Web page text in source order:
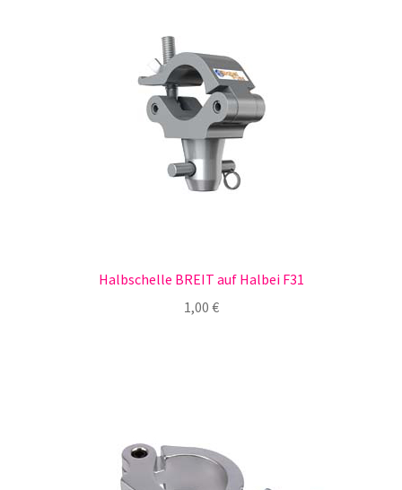
Halbschelle BREIT auf Halbei F31
1,00 €